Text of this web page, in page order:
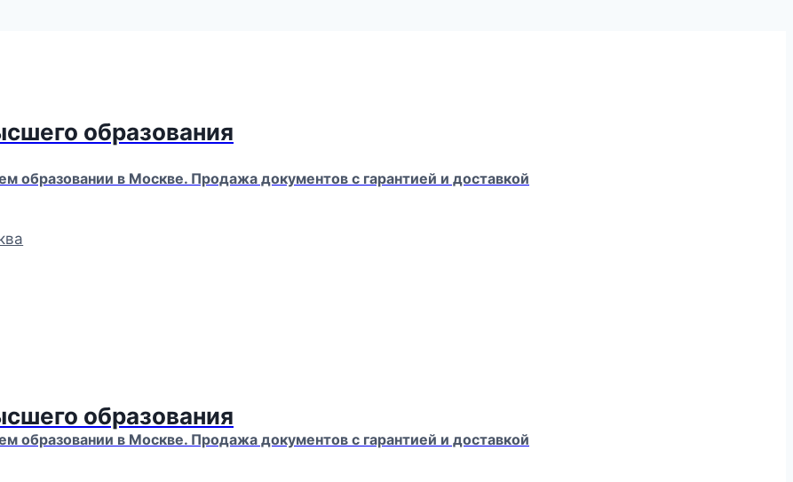
образования
в Москве. Продажа документов с гарантией и доставкой
образования
в Москве. Продажа документов с гарантией и доставкой